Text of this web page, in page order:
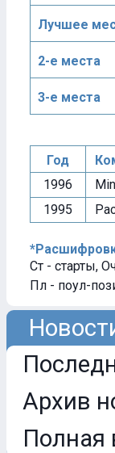
Лучшее
2-е места
3-е места
Год
1996
1995
Ст - старты,
Пл - поул-
Архив
Полная